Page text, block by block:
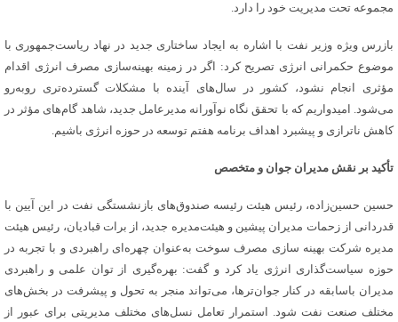
مجموعه تحت مدیریت خود را دارد.
بازرس ویژه وزیر نفت با اشاره به ایجاد ساختاری جدید در نهاد ریاست‌جمهوری با
موضوع حکمرانی انرژی تصریح کرد: اگر در زمینه بهینه‌سازی مصرف انرژی اقدام
مؤثری انجام نشود، کشور در سال‌های آینده با مشکلات گسترده‌تری روبه‌رو
می‌شود. امیدواریم که با تحقق نگاه نوآورانه مدیرعامل جدید، شاهد گام‌های مؤثر در
کاهش ناترازی و پیشبرد اهداف برنامه هفتم توسعه در حوزه انرژی باشیم.
تأکید بر نقش مدیران جوان و متخصص
حسین حسین‌زاده، رئیس هیئت رئیسه صندوق‌های بازنشستگی نفت در این آیین با
قدردانی از زحمات مدیران پیشین و هیئت‌مدیره جدید، از برات قبادیان، رئیس هیئت
مدیره شرکت بهینه سازی مصرف سوخت به‌عنوان چهره‌ای راهبردی و با تجربه در
حوزه سیاست‌گذاری انرژی یاد کرد و گفت: بهره‌گیری از توان علمی و راهبردی
مدیران باسابقه در کنار جوان‌ترها، می‌تواند منجر به تحول و پیشرفت در بخش‌های
مختلف صنعت نفت شود. استمرار تعامل نسل‌های مختلف مدیریتی برای عبور از